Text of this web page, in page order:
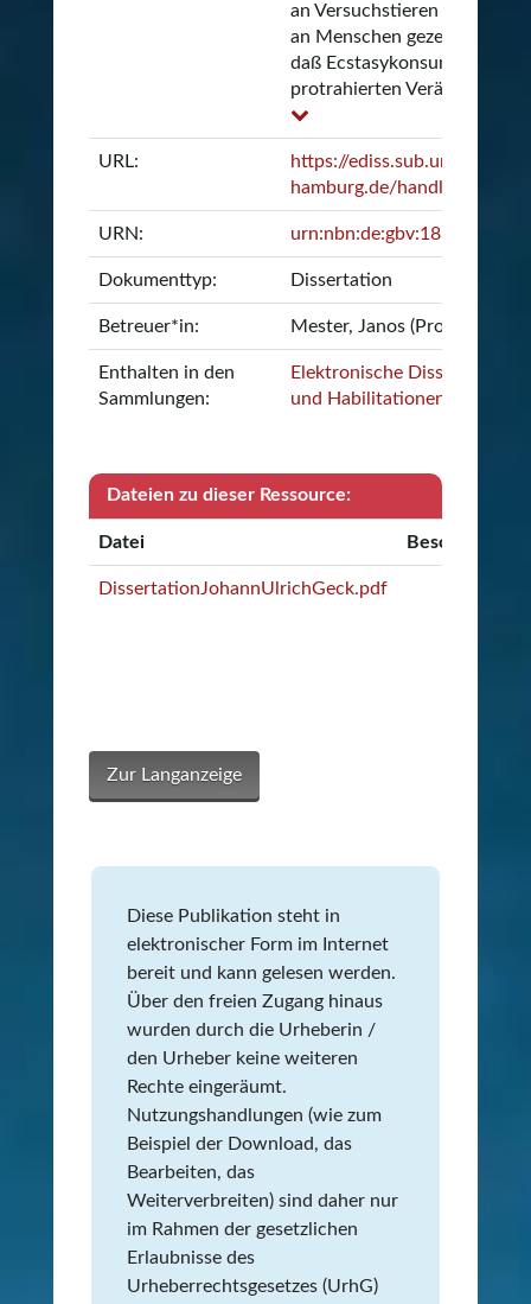
an Versuchstieren und später
an Menschen gezeigt wurde,
daß Ecstasykonsum zu
protrahierten Verä...
URL:
https://ediss.sub.uni-
hamburg.de/handle/ediss/
URN: urn:nbn:de:gbv:18-24901
Dokumenttyp: Dissertation
Betreuer*in: Mester, Janos (Prof. Dr.)
Enthalten in den
Sammlungen:
Elektronische Dissertationen
und Habilitationen
Dateien zu dieser Ressource:
Datei Beschreibung
DissertationJohannUlrichGeck.pdf
Zur Langanzeige
Diese Publikation steht in
elektronischer Form im Internet
bereit und kann gelesen werden.
Über den freien Zugang hinaus
wurden durch die Urheberin /
den Urheber keine weiteren
Rechte eingeräumt.
Nutzungshandlungen (wie zum
Beispiel der Download, das
Bearbeiten, das
Weiterverbreiten) sind daher nur
im Rahmen der gesetzlichen
Erlaubnisse des
Urheberrechtsgesetzes (UrhG)